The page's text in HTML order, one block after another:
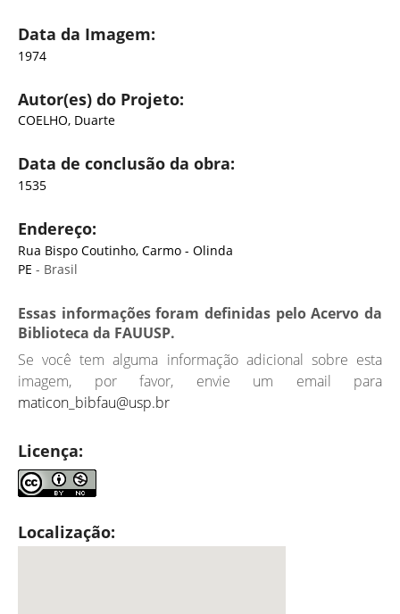
Data da Imagem:
1974
Autor(es) do Projeto:
COELHO, Duarte
Data de conclusão da obra:
1535
Endereço:
Rua Bispo Coutinho, Carmo - Olinda
PE - Brasil
Essas informações foram definidas pelo Acervo da
Biblioteca da FAUUSP.
Se você tem alguma informação adicional sobre esta
imagem, por favor, envie um email para
maticon_bibfau@usp.br
Licença:
Localização: